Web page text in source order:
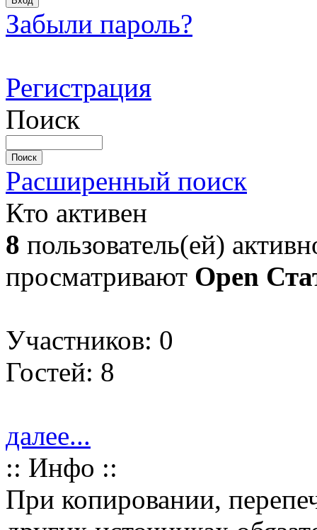
Забыли пароль?
Регистрация
Поиск
Расширенный поиск
Кто активен
8 пользователь(ей)
просматривают Open
Участников: 0
Гостей: 8
далее...
:: Инфо ::
При копировании,